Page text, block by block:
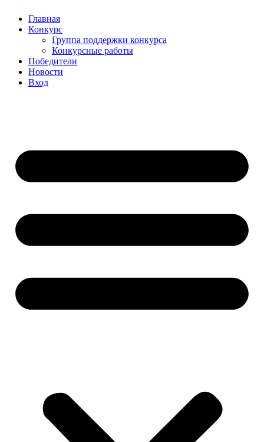
Главная
Конкурс
Группа поддержки конкурса
Конкурсные работы
Победители
Новости
Вход